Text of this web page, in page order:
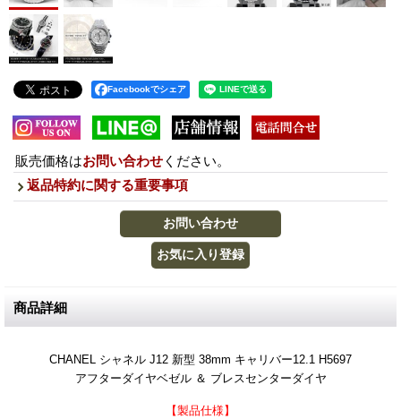
Facebookでシェア
販売価格はお問い合わせ ください。
返品特約に関する重要事項
商品詳細
CHANEL シャネル J12 新型 38mm キャリバー12.1 H5697
アフターダイヤベゼル ＆ ブレスセンターダイヤ
【製品仕様】